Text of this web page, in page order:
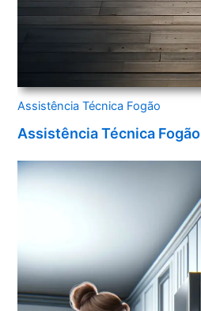
Assistência Técnica Fogão
Assistência Técnica Fogão